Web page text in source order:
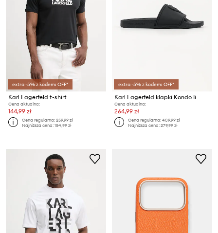
extra -5% z kodem: OFF*
Karl Lagerfeld t-shirt
Cena aktualna:
144,99 zł
Cena regularna:259,99 zł
Najniższa cena:154,99 zł
extra -5% z kodem: OFF*
Karl Lagerfeld klapki Kondo Ii
Cena aktualna:
264,99 zł
Cena regularna:409,99 zł
Najniższa cena:279,99 zł